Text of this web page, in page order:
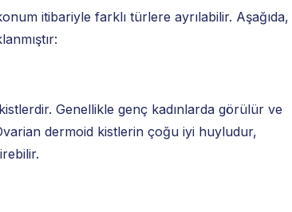
itibariyle farklı türlere ayrılabilir. Aşağıda,
Genellikle genç kadınlarda görülür ve
dermoid kistlerin çoğu iyi huyludur,